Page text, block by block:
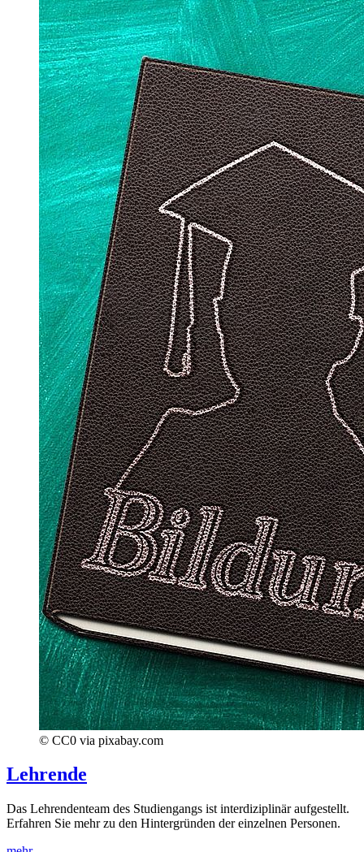
© CC0 via pixabay.com
Lehrende
Das Lehrendenteam des Studiengangs ist interdiziplinär aufgestellt.
Erfahren Sie mehr zu den Hintergründen der einzelnen Personen.